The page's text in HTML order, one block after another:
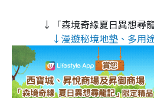
↓「森境奇緣夏日異想尋
↓漫遊秘境地墊、多用